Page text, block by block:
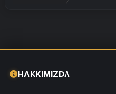
HAKKIMIZDA